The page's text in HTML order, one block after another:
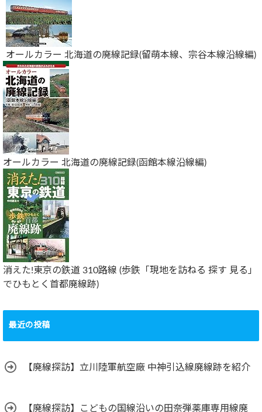
オールカラー 北海道の廃線記録(留萌本線、宗谷本線沿線編)
オールカラー 北海道の廃線記録(函館本線沿線編)
消えた!東京の鉄道 310路線 (歩鉄「現地を訪ねる 探す 見る」
でひもとく首都廃線跡)
最近の投稿
【廃線探訪】立川陸軍航空廠 中神引込線廃線跡を紹介
【廃線探訪】こどもの国線沿いの田奈弾薬庫専用線廃